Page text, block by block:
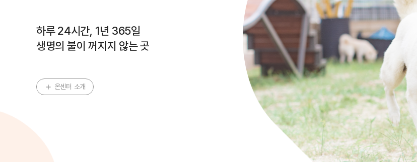
하루 24시간, 1년 365일
생명의 불이 꺼지지 않는 곳
add 온센터 소개